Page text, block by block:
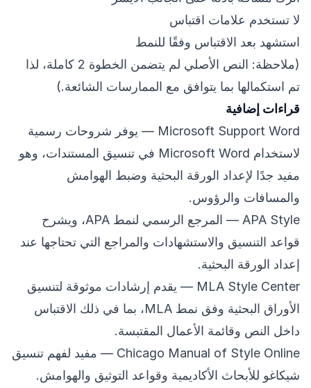
لا تستخدم علامات اقتباس
استشهد بعد الاقتباس وفقًا للنمط
(ملاحظة: النص الأصلي لم يتضمن الخطوة 2 كاملة، لذا
تم استكمالها بما يتوافق مع الممارسات الشائعة.)
قراءات إضافية
Microsoft Support Word — يوفر شروحات رسمية
لاستخدام Microsoft Word في تنسيق المستندات، وهو
مفيد جدًا لإعداد الورقة البحثية وضبط الهوامش
والمسافات والرؤوس.
APA Style
— المرجع الرسمي لنمط APA، ويشرح
قواعد التنسيق والاستشهادات والمراجع التي تحتاجها عند
إعداد الورقة البحثية.
MLA Style Center — يقدم إرشادات موثوقة لتنسيق
الأوراق البحثية وفق نمط MLA، بما في ذلك الاقتباس
داخل النص وقائمة الأعمال المقتبسة.
Chicago Manual of Style Online — مفيد لفهم تنسيق
شيكاغو للأبحاث الأكاديمية وقواعد التوثيق والهوامش.